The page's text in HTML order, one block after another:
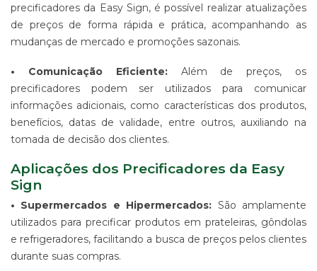
DIGITAL
DE
PRODUTO
EM
DE
SINALIZAÇÃO
"CATÁLOGOS"
CONTATO
TRABALHE
CONOSCO
precificadores da Easy Sign, é possível realizar atualizações
de preços de forma rápida e prática, acompanhando as
mudanças de mercado e promoções sazonais.
• Comunicação Eficiente:Além de preços, os
precificadores podem ser utilizados para comunicar
informações adicionais, como características dos produtos,
benefícios, datas de validade, entre outros, auxiliando na
tomada de decisão dos clientes.
Aplicações dos Precificadores da Easy
Sign
• Supermercados e Hipermercados: São amplamente
utilizados para precificar produtos em prateleiras, gôndolas
e refrigeradores, facilitando a busca de preços pelos clientes
durante suas compras.